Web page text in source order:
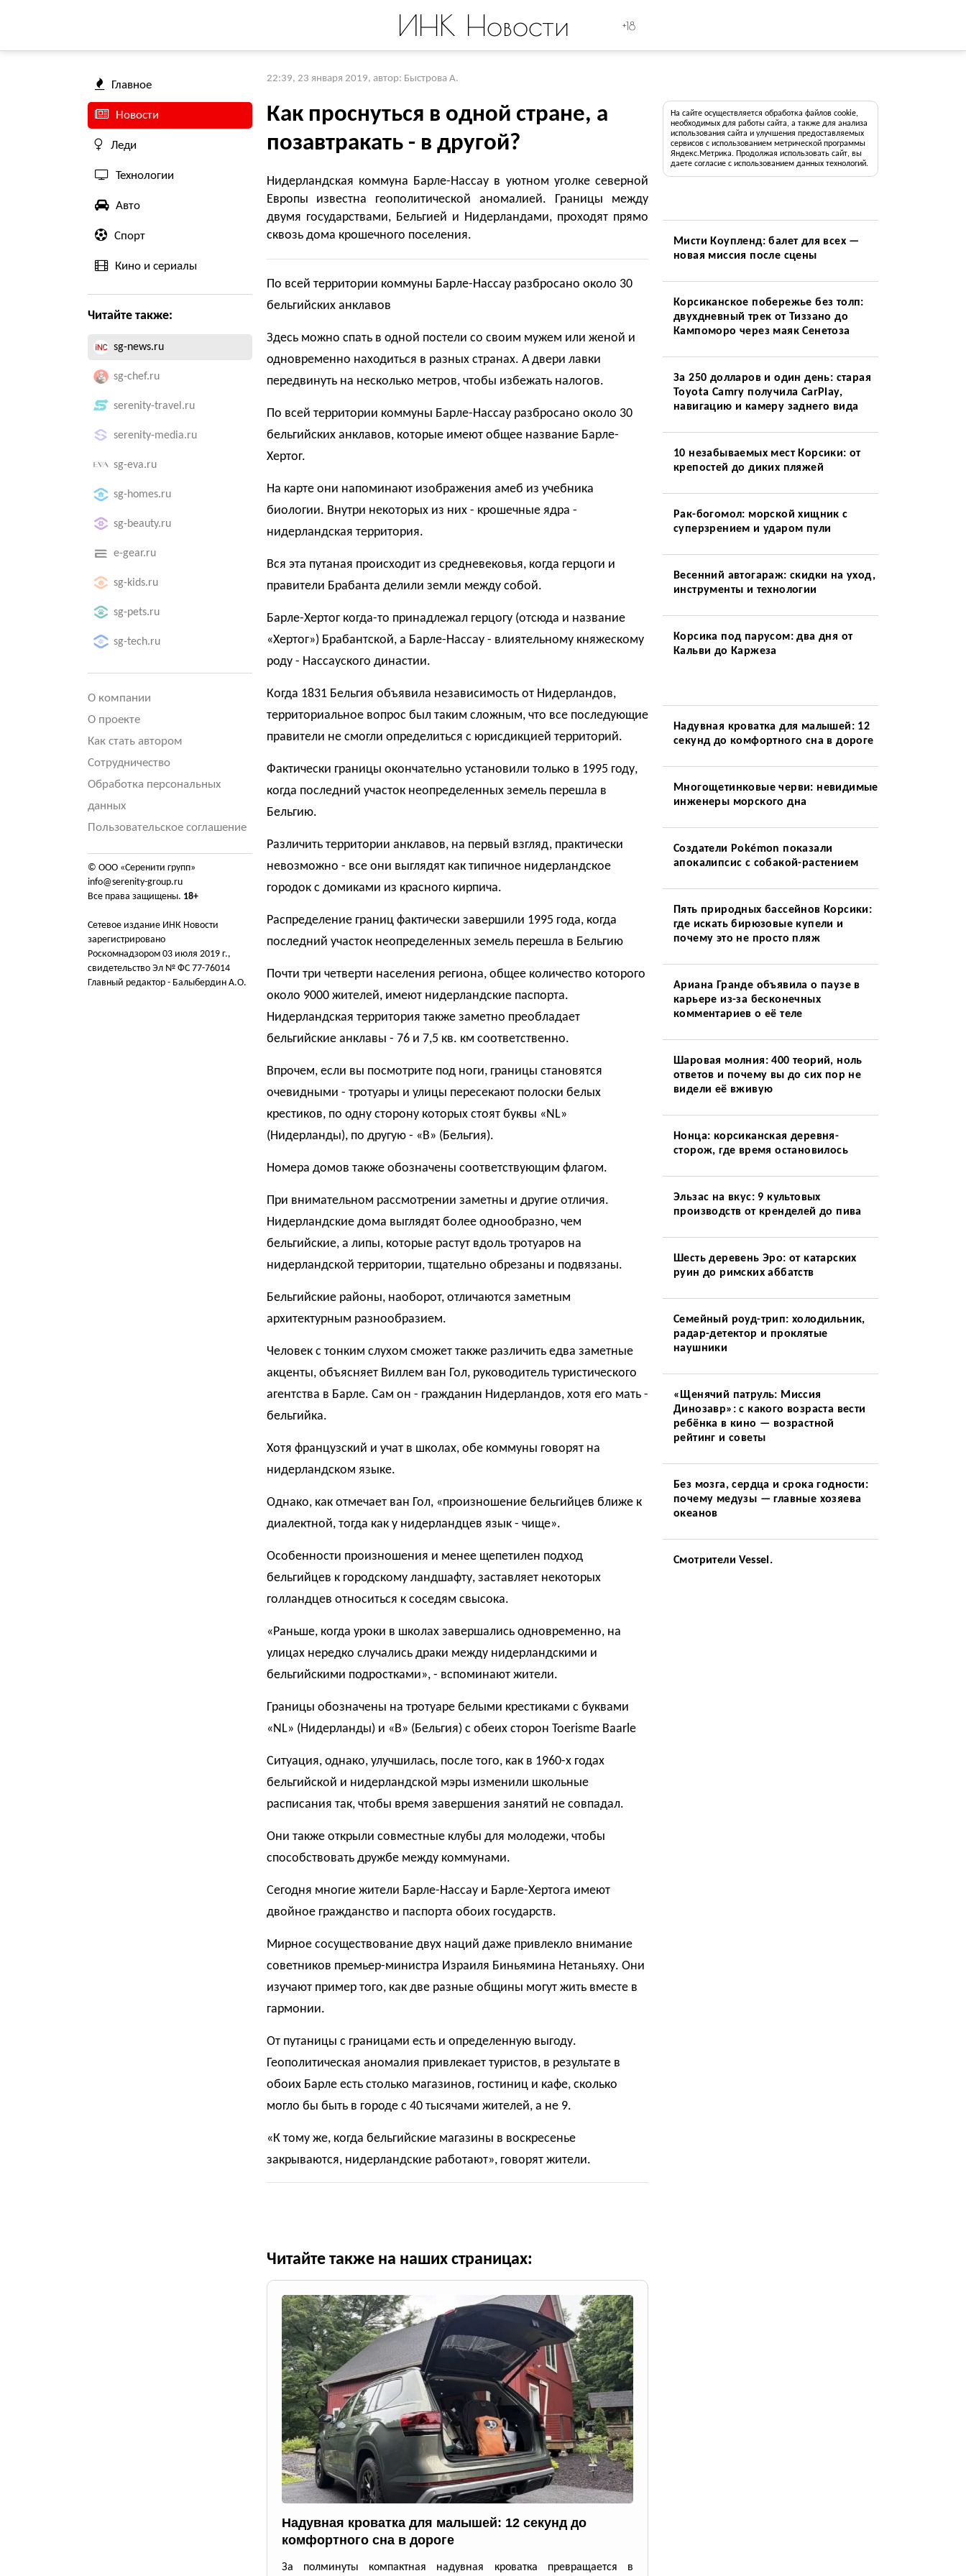
ИНК Новости +18
Главное
Новости
Леди
Технологии
Авто
Спорт
Кино и сериалы
Читайте также:
sg-news.ru
sg-chef.ru
serenity-travel.ru
serenity-media.ru
sg-eva.ru
sg-homes.ru
sg-beauty.ru
e-gear.ru
sg-kids.ru
sg-pets.ru
sg-tech.ru
О компании
О проекте
Как стать автором
Сотрудничество
Обработка персональных
данных
Пользовательское соглашение
© ООО «Серенити групп»
info@serenity-group.ru
Все права защищены. 18+
Сетевое издание ИНК Новости
зарегистрировано
Роскомнадзором 03 июля 2019 г.,
свидетельство Эл № ФС 77-76014
Главный редактор - Балыбердин А.О.
22:39, 23 января 2019, автор: Быстрова А.
Как проснуться в одной стране, а
позавтракать - в другой?
Нидерландская коммуна Барле-Нассау в уютном уголке северной
Европы известна геополитической аномалией. Границы между
двумя государствами, Бельгией и Нидерландами, проходят прямо
сквозь дома крошечного поселения.
По всей территории коммуны Барле-Нассау разбросано около 30
бельгийских анклавов
Здесь можно спать в одной постели со своим мужем или женой и
одновременно находиться в разных странах. А двери лавки
передвинуть на несколько метров, чтобы избежать налогов.
По всей территории коммуны Барле-Нассау разбросано около 30
бельгийских анклавов, которые имеют общее название Барле-
Хертог.
На карте они напоминают изображения амеб из учебника
биологии. Внутри некоторых из них - крошечные ядра -
нидерландская территория.
Вся эта путаная происходит из средневековья, когда герцоги и
правители Брабанта делили земли между собой.
Барле-Хертог когда-то принадлежал герцогу (отсюда и название
«Хертог») Брабантской, а Барле-Нассау - влиятельному княжескому
роду - Нассауского династии.
Когда 1831 Бельгия объявила независимость от Нидерландов,
территориальное вопрос был таким сложным, что все последующие
правители не смогли определиться с юрисдикцией территорий.
Фактически границы окончательно установили только в 1995 году,
когда последний участок неопределенных земель перешла в
Бельгию.
Различить территории анклавов, на первый взгляд, практически
невозможно - все они выглядят как типичное нидерландское
городок с домиками из красного кирпича.
Распределение границ фактически завершили 1995 года, когда
последний участок неопределенных земель перешла в Бельгию
Почти три четверти населения региона, общее количество которого
около 9000 жителей, имеют нидерландские паспорта.
Нидерландская территория также заметно преобладает
бельгийские анклавы - 76 и 7,5 кв. км соответственно.
Впрочем, если вы посмотрите под ноги, границы становятся
очевидными - тротуары и улицы пересекают полоски белых
крестиков, по одну сторону которых стоят буквы «NL»
(Нидерланды), по другую - «B» (Бельгия).
Номера домов также обозначены соответствующим флагом.
При внимательном рассмотрении заметны и другие отличия.
Нидерландские дома выглядят более однообразно, чем
бельгийские, а липы, которые растут вдоль тротуаров на
нидерландской территории, тщательно обрезаны и подвязаны.
Бельгийские районы, наоборот, отличаются заметным
архитектурным разнообразием.
Человек с тонким слухом сможет также различить едва заметные
акценты, объясняет Виллем ван Гол, руководитель туристического
агентства в Барле. Сам он - гражданин Нидерландов, хотя его мать -
бельгийка.
Хотя французский и учат в школах, обе коммуны говорят на
нидерландском языке.
Однако, как отмечает ван Гол, «произношение бельгийцев ближе к
диалектной, тогда как у нидерландцев язык - чище».
Особенности произношения и менее щепетилен подход
бельгийцев к городскому ландшафту, заставляет некоторых
голландцев относиться к соседям свысока.
«Раньше, когда уроки в школах завершались одновременно, на
улицах нередко случались драки между нидерландскими и
бельгийскими подростками», - вспоминают жители.
Границы обозначены на тротуаре белыми крестиками с буквами
«NL» (Нидерланды) и «B» (Бельгия) с обеих сторон Toerisme Baarle
Ситуация, однако, улучшилась, после того, как в 1960-х годах
бельгийской и нидерландской мэры изменили школьные
расписания так, чтобы время завершения занятий не совпадал.
Они также открыли совместные клубы для молодежи, чтобы
способствовать дружбе между коммунами.
Сегодня многие жители Барле-Нассау и Барле-Хертога имеют
двойное гражданство и паспорта обоих государств.
Мирное сосуществование двух наций даже привлекло внимание
советников премьер-министра Израиля Биньямина Нетаньяху. Они
изучают пример того, как две разные общины могут жить вместе в
гармонии.
От путаницы с границами есть и определенную выгоду.
Геополитическая аномалия привлекает туристов, в результате в
обоих Барле есть столько магазинов, гостиниц и кафе, сколько
могло бы быть в городе с 40 тысячами жителей, а не 9.
«К тому же, когда бельгийские магазины в воскресенье
закрываются, нидерландские работают», говорят жители.
Читайте также на наших страницах:
Надувная кроватка для малышей: 12 секунд до
комфортного сна в дороге
За полминуты компактная надувная кроватка превращается в
На сайте осуществляется обработка файлов cookie,
необходимых для работы сайта, а также для анализа
использования сайта и улучшения предоставляемых
сервисов с использованием метрической программы
Яндекс.Метрика. Продолжая использовать сайт, вы
даете согласие с использованием данных технологий.
Мисти Коупленд: балет для всех —
новая миссия после сцены
Корсиканское побережье без толп:
двухдневный трек от Тиззано до
Кампоморо через маяк Сенетоза
За 250 долларов и один день: старая
Toyota Camry получила CarPlay,
навигацию и камеру заднего вида
10 незабываемых мест Корсики: от
крепостей до диких пляжей
Рак-богомол: морской хищник с
суперзрением и ударом пули
Весенний автогараж: скидки на уход,
инструменты и технологии
Корсика под парусом: два дня от
Кальви до Каржеза
Надувная кроватка для малышей: 12
секунд до комфортного сна в дороге
Многощетинковые черви: невидимые
инженеры морского дна
Создатели Pokémon показали
апокалипсис с собакой-растением
Пять природных бассейнов Корсики:
где искать бирюзовые купели и
почему это не просто пляж
Ариана Гранде объявила о паузе в
карьере из-за бесконечных
комментариев о её теле
Шаровая молния: 400 теорий, ноль
ответов и почему вы до сих пор не
видели её вживую
Нонца: корсиканская деревня-
сторож, где время остановилось
Эльзас на вкус: 9 культовых
производств от кренделей до пива
Шесть деревень Эро: от катарских
руин до римских аббатств
Семейный роуд-трип: холодильник,
радар-детектор и проклятые
наушники
«Щенячий патруль: Миссия
Динозавр»: с какого возраста вести
ребёнка в кино — возрастной
рейтинг и советы
Без мозга, сердца и срока годности:
почему медузы — главные хозяева
океанов
Смотрители Vessel.